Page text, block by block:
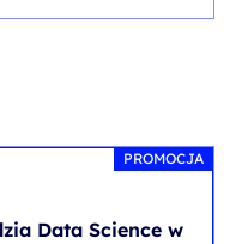
PROMOCJA
Data Science w